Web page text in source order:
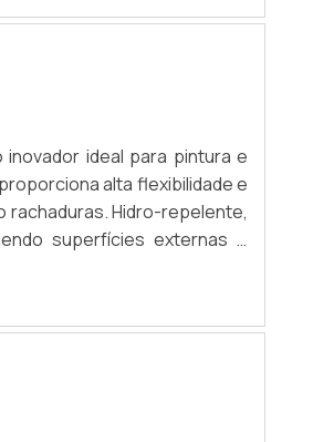
manutenção, está disponível
ideal para pintura e
alta flexibilidade e
Hidro-repelente,
superfícies externas e
ao refletir raios
mofo, mantendo ambientes
manutenção, está disponível